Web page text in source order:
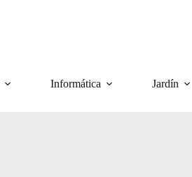
Informática Jardín